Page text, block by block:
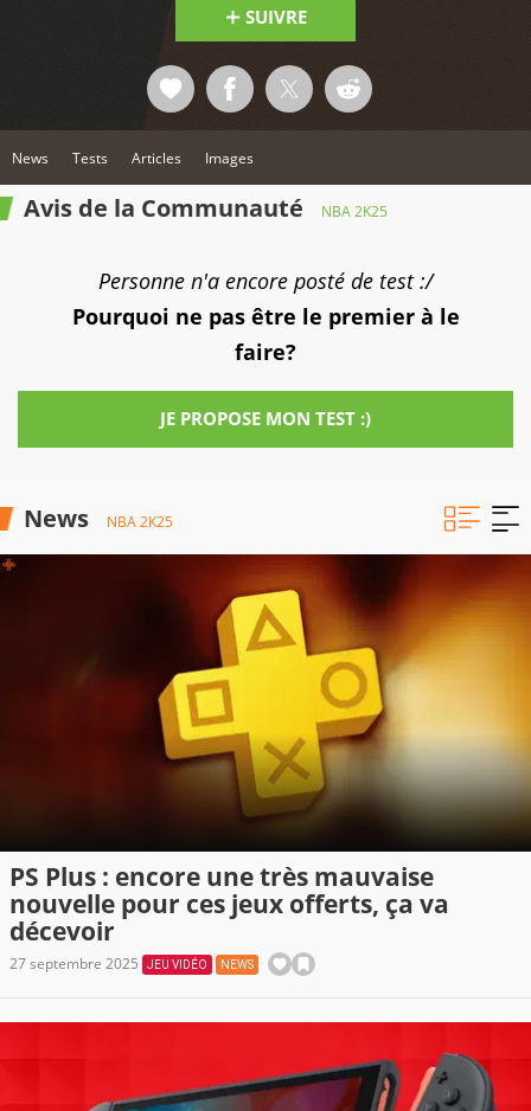
SUIVRE
News Tests Articles Images
Avis de la Communauté NBA 2K25
Personne n'a encore posté de test :/
Pourquoi ne pas être le premier à le
faire?
JE PROPOSE MON TEST :)
News NBA 2K25
PS Plus : encore une très mauvaise
nouvelle pour ces jeux offerts, ça va
décevoir
27 septembre 2025 JEU VIDÉO NEWS